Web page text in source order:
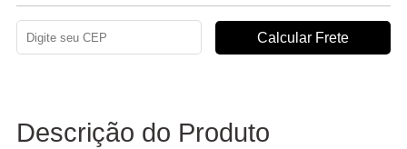
Descrição do Produto